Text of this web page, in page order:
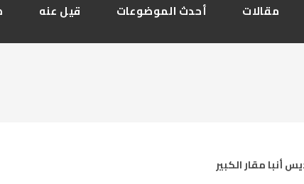
مقالات أحدث الموضوعات قيل عنه
أنبا مقار الكبير